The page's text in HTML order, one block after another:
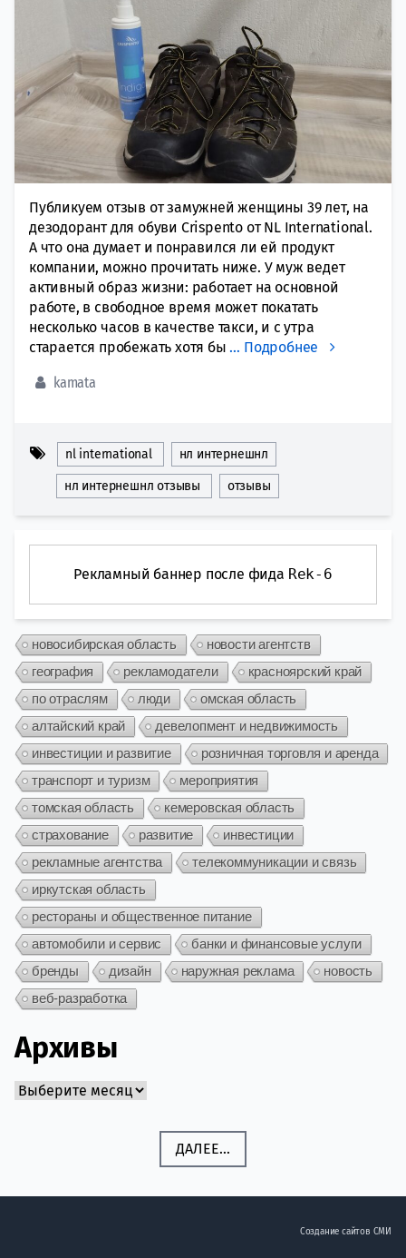
Публикуем отзыв от замужней женщины 39 лет, на
дезодорант для обуви Crispento от NL International.
А что она думает и понравился ли ей продукт
компании, можно прочитать ниже. У муж ведет
активный образ жизни: работает на основной
работе, в свободное время может покатать
несколько часов в качестве такси, и с утра
старается пробежать хотя бы… Подробнее
kamata
nl international нл интернешнл
нл интернешнл отзывы отзывы
Рекламный баннер после фида Rek-6
новосибирская область
новости агентств
география
рекламодатели
красноярский край
по отраслям
люди
омская область
алтайский край
девелопмент и недвижимость
инвестиции и развитие
розничная торговля и аренда
транспорт и туризм
мероприятия
томская область
кемеровская область
страхование
развитие
инвестиции
рекламные агентства
телекоммуникации и связь
иркутская область
рестораны и общественное питание
автомобили и сервис
банки и финансовые услуги
бренды
дизайн наружная реклама
новость
веб-разработка
Архивы
Архивы
ДАЛЕЕ...
Создание сайтов СМИ